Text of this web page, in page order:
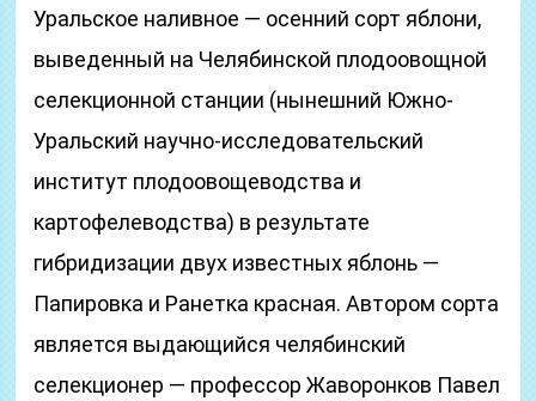
Уральское наливное — осенний сорт яблони,
выведенный на Челябинской плодоовощной
селекционной станции (нынешний Южно-
Уральский научно-исследовательский
институт плодоовощеводства и
картофелеводства) в результате
гибридизации двух известных яблонь —
Папировка и Ранетка красная. Автором сорта
является выдающийся челябинский
селекционер — профессор Жаворонков Павел